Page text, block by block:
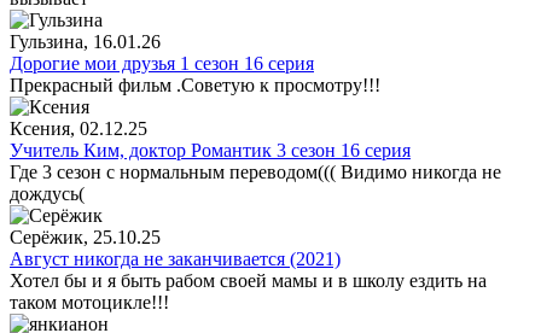
Гульзина, 16.01.26
Дорогие мои друзья 1 сезон 16 серия
Прекрасный фильм .Советую к просмотру!!!
Ксения, 02.12.25
Учитель Ким, доктор Романтик 3 сезон 16 серия
Где 3 сезон с нормальным переводом((( Видимо никогда не
дождусь(
Серёжик, 25.10.25
Август никогда не заканчивается (2021)
Хотел бы и я быть рабом своей мамы и в школу ездить на
таком мотоцикле!!!